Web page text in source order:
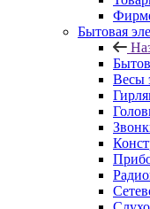
Бытовая
Весы